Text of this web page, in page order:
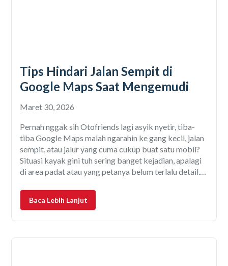
Tips Hindari Jalan Sempit di
Google Maps Saat Mengemudi
Maret 30, 2026
Pernah nggak sih Otofriends lagi asyik nyetir, tiba-
tiba Google Maps malah ngarahin ke gang kecil, jalan
sempit, atau jalur yang cuma cukup buat satu mobil?
Situasi kayak gini tuh sering banget kejadian, apalagi
di area padat atau yang petanya belum terlalu detail.
bikin stres, risiko mobil lecet,
Baca Lebih Lanjut